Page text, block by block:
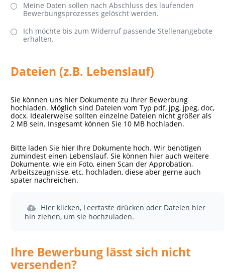
Meine Daten sollen nach Abschluss des laufenden
Bewerbungsprozesses gelöscht werden.
Ich möchte bis zum Widerruf passende Stellenangebote
erhalten.
Dateien (z.B. Lebenslauf)
Sie können uns hier Dokumente zu Ihrer Bewerbung
hochladen. Möglich sind Dateien vom Typ pdf, jpg, jpeg, doc,
docx. Idealerweise sollten einzelne Dateien nicht größer als
2 MB sein. Insgesamt können Sie 10 MB hochladen.
Bitte laden Sie hier Ihre Dokumente hoch. Wir benötigen
zumindest einen Lebenslauf. Sie können hier auch weitere
Dokumente, wie ein Foto, einen Scan der Approbation,
Arbeitszeugnisse, etc. hochladen, diese aber gerne auch
später nachreichen.
Hier klicken, Leertaste drücken oder Dateien hier
hin ziehen, um sie hochzuladen.
Ihre Bewerbung lässt sich nicht
versenden?